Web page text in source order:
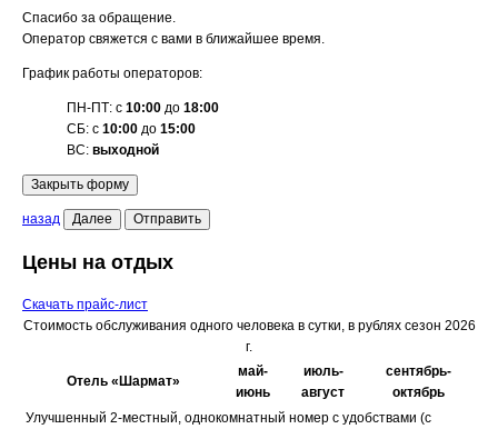
Спасибо за обращение.
Оператор свяжется с вами в ближайшее время.
График работы операторов:
ПН-ПТ: с 10:00 до 18:00
СБ: с 10:00 до 15:00
ВС: выходной
Закрыть форму
назад Далее Отправить
Цены на отдых
Скачать прайс-лист
Стоимость обслуживания одного человека в сутки, в рублях сезон 2026
г.
Отель «Шармат»
май-
июнь
июль-
август
сентябрь-
октябрь
Улучшенный 2-местный, однокомнатный номер с удобствами (с